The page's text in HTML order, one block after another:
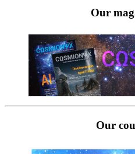
Our
Our